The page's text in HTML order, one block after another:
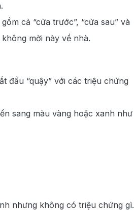
cả “cửa trước”, “cửa sau” và
mời này về nhà.
đầu “quậy” với các triệu chứng
sang màu vàng hoặc xanh như
nhưng không có triệu chứng gì.